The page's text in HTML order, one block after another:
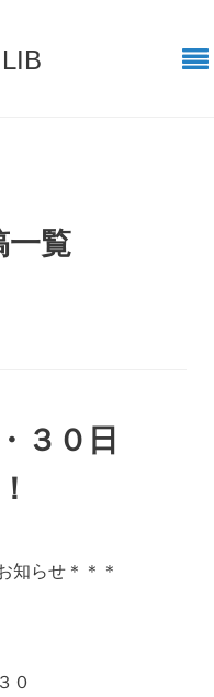
一覧
３０日
知らせ＊＊＊
０